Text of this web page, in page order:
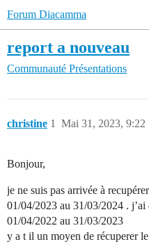
Forum Diacamma
report a nouveau
Communauté Présentations
christine Mai 31, 2023, 9:22
1
Bonjour,
je ne suis pas arrivée à
01/04/2023 au 31/03/2024 .
01/04/2022 au 31/03/2023
y a t il un moyen de récuperer